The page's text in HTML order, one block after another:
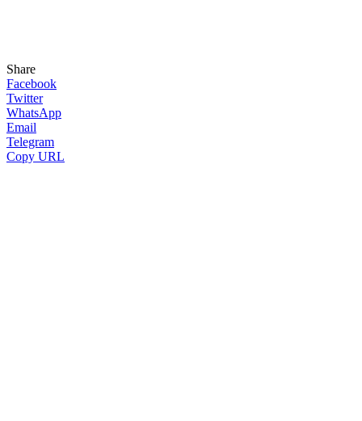
Share
Facebook
Twitter
WhatsApp
Email
Telegram
Copy URL